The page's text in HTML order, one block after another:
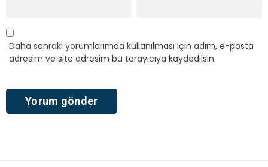
Daha sonraki yorumlarımda kullanılması için adım, e-posta
adresim ve site adresim bu tarayıcıya kaydedilsin.